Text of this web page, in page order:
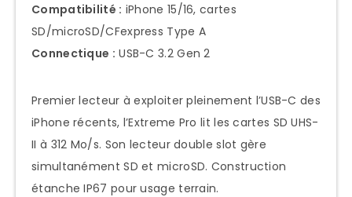
Guide d’achat rapide
Types de cartes supportées
Technologies clés août 2025
Notre recommandation finale
Compatibilité : iPhone 15/16, cartes
SD/microSD/CFexpress Type A
Connectique : USB-C 3.2 Gen 2
Premier lecteur à exploiter pleinement l’USB-C des
iPhone récents, l’Extreme Pro lit les cartes SD UHS-
II à 312 Mo/s. Son lecteur double slot gère
simultanément SD et microSD. Construction
étanche IP67 pour usage terrain.